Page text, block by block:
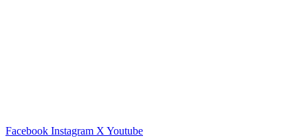
Facebook Instagram X Youtube